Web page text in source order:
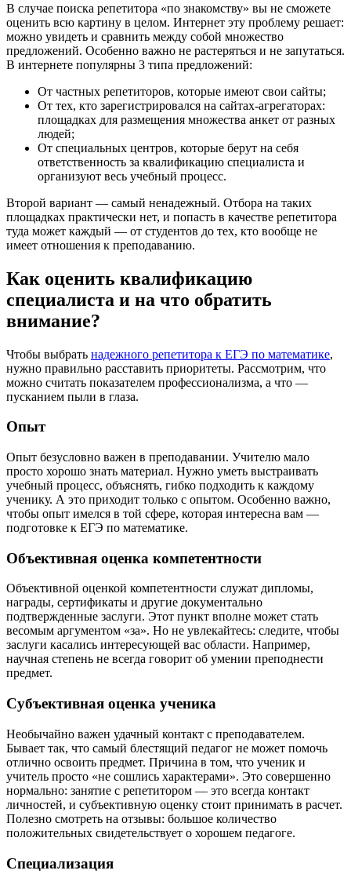
В случае поиска репетитора «по знакомству» вы не сможете
оценить всю картину в целом. Интернет эту проблему решает:
можно увидеть и сравнить между собой множество
предложений. Особенно важно не растеряться и не запутаться.
В интернете популярны 3 типа предложений:
От частных репетиторов, которые имеют свои сайты;
От тех, кто зарегистрировался на сайтах-агрегаторах:
площадках для размещения множества анкет от разных
людей;
От специальных центров, которые берут на себя
ответственность за квалификацию специалиста и
организуют весь учебный процесс.
Второй вариант — самый ненадежный. Отбора на таких
площадках практически нет, и попасть в качестве репетитора
туда может каждый — от студентов до тех, кто вообще не
имеет отношения к преподаванию.
Как оценить квалификацию
специалиста и на что обратить
внимание?
Чтобы выбрать надежного репетитора к ЕГЭ по математике,
нужно правильно расставить приоритеты. Рассмотрим, что
можно считать показателем профессионализма, а что —
пусканием пыли в глаза.
Опыт
Опыт безусловно важен в преподавании. Учителю мало
просто хорошо знать материал. Нужно уметь выстраивать
учебный процесс, объяснять, гибко подходить к каждому
ученику. А это приходит только с опытом. Особенно важно,
чтобы опыт имелся в той сфере, которая интересна вам —
подготовке к ЕГЭ по математике.
Объективная оценка компетентности
Объективной оценкой компетентности служат дипломы,
награды, сертификаты и другие документально
подтвержденные заслуги. Этот пункт вполне может стать
весомым аргументом «за». Но не увлекайтесь: следите, чтобы
заслуги касались интересующей вас области. Например,
научная степень не всегда говорит об умении преподнести
предмет.
Субъективная оценка ученика
Необычайно важен удачный контакт с преподавателем.
Бывает так, что самый блестящий педагог не может помочь
отлично освоить предмет. Причина в том, что ученик и
учитель просто «не сошлись характерами». Это совершенно
нормально: занятие с репетитором — это всегда контакт
личностей, и субъективную оценку стоит принимать в расчет.
Полезно смотреть на отзывы: большое количество
положительных свидетельствует о хорошем педагоге.
Специализация